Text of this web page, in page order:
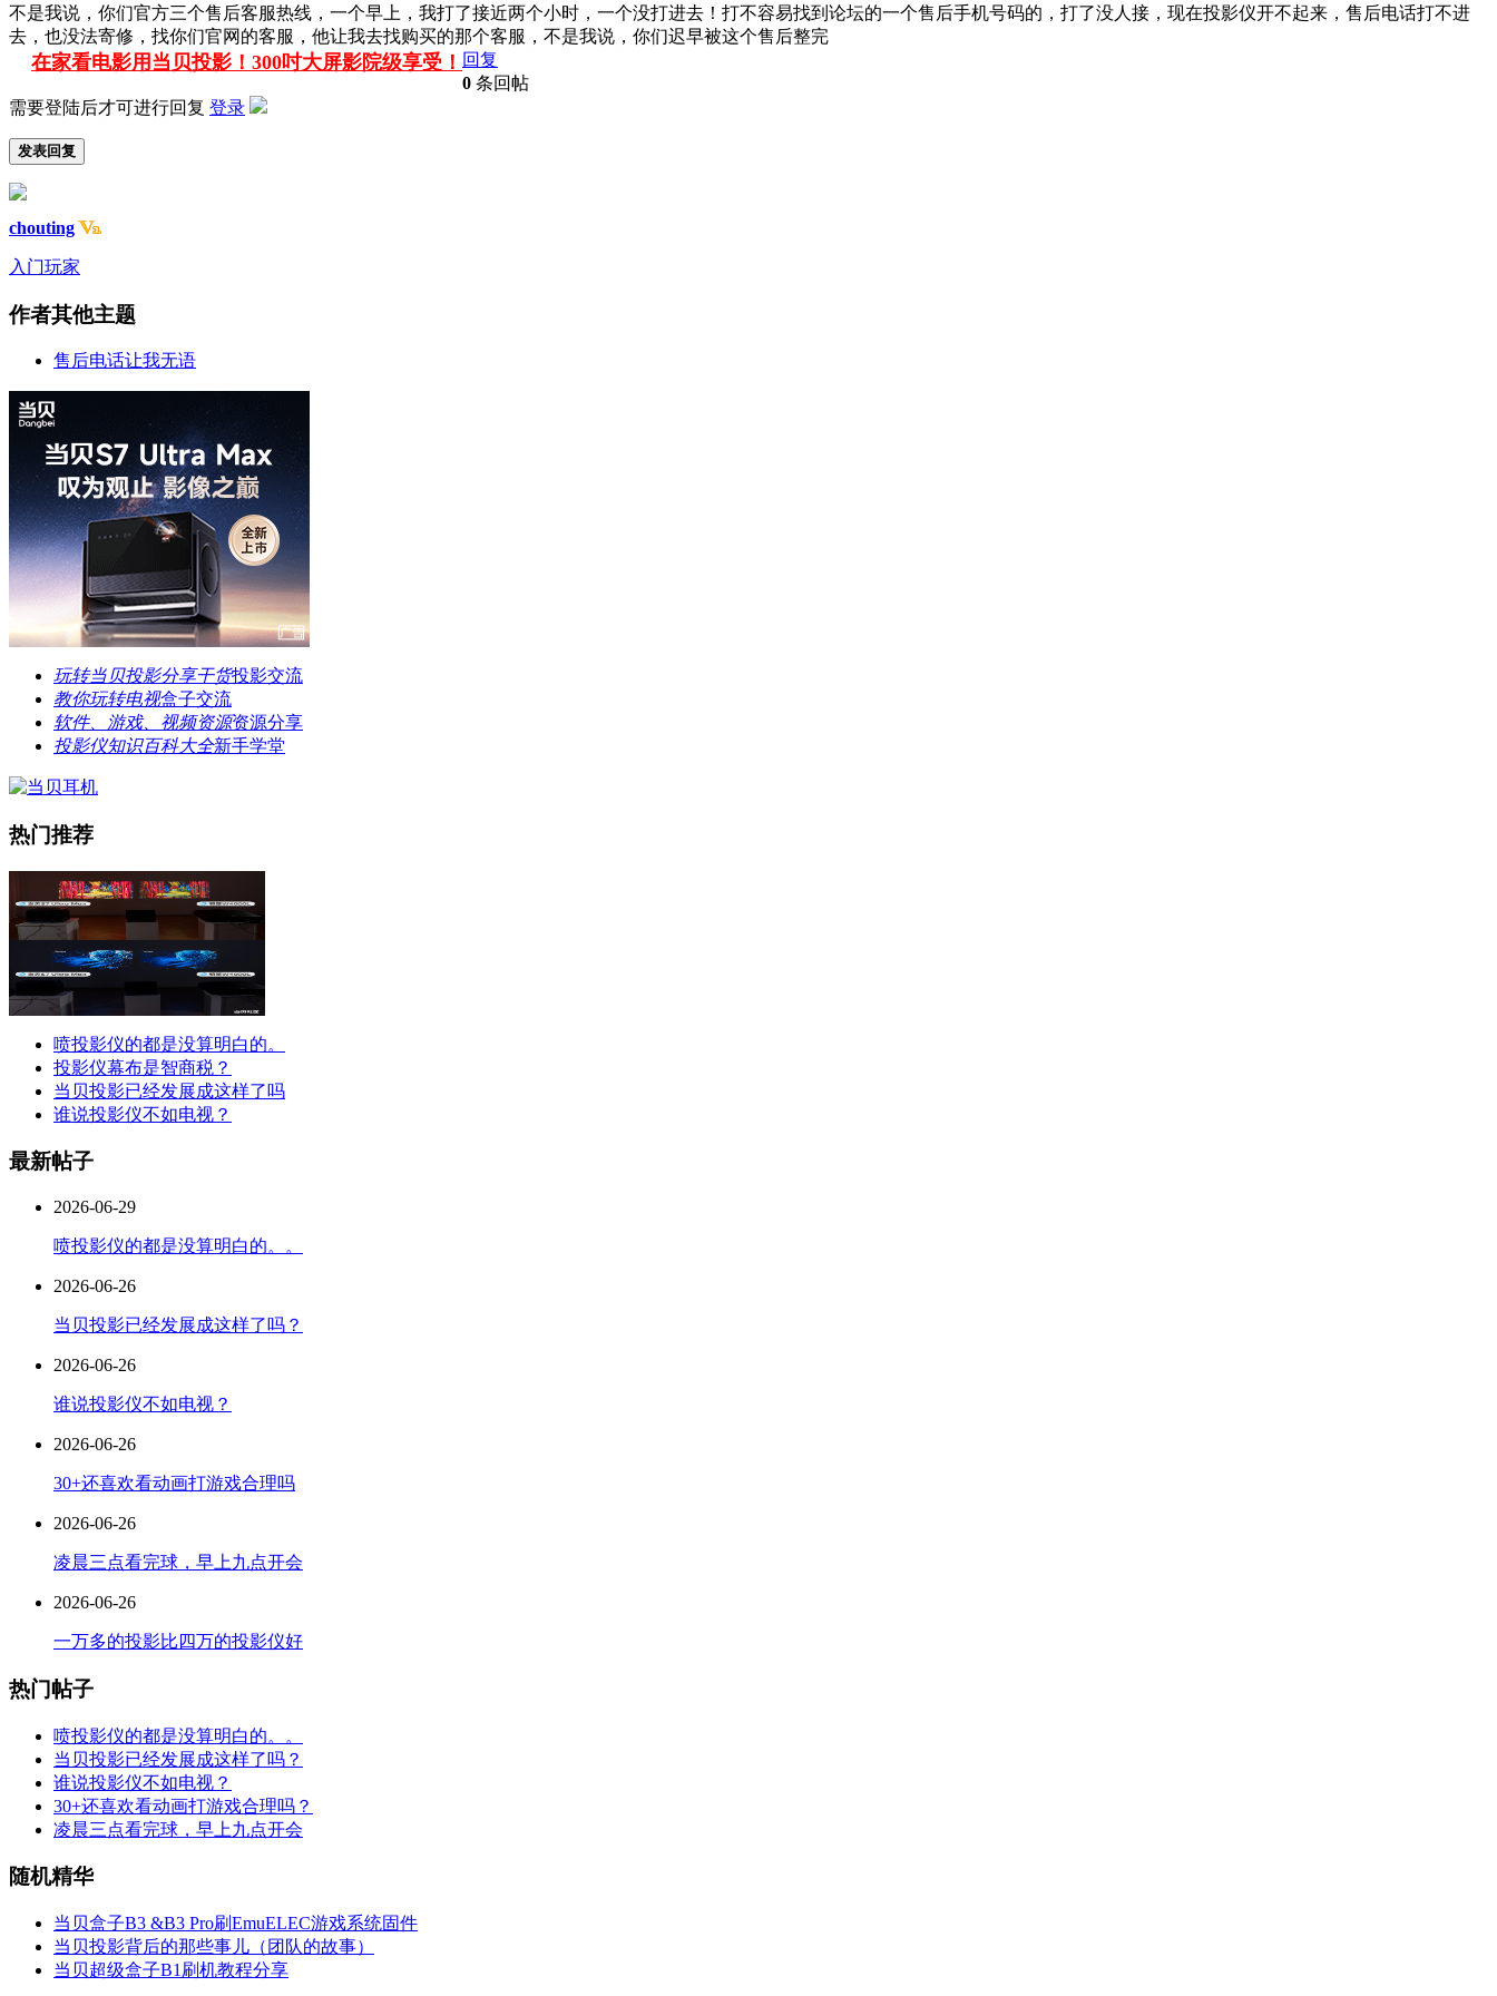
不是我说，你们官方三个售后客服热线，一个早上，我打了接近两个小时，一个没打进去！打不容易找到论坛的一个售后手机号码的，打了没人接，现在投影仪开不起来，售后电话打不进
去，也没法寄修，找你们官网的客服，他让我去找购买的那个客服，不是我说，你们迟早被这个售后整完
在家看电影用当贝投影！300吋大屏影院级享受！ 回复
0 条回帖
需要登陆后才可进行回复 登录
发表回复
chouting
入门玩家
作者其他主题
售后电话让我无语
玩转当贝投影分享干货投影交流
教你玩转电视盒子交流
软件、游戏、视频资源资源分享
投影仪知识百科大全新手学堂
热门推荐
喷投影仪的都是没算明白的。
投影仪幕布是智商税？
当贝投影已经发展成这样了吗
谁说投影仪不如电视？
最新帖子
2026-06-29
喷投影仪的都是没算明白的。。
2026-06-26
当贝投影已经发展成这样了吗？
2026-06-26
谁说投影仪不如电视？
2026-06-26
30+还喜欢看动画打游戏合理吗
2026-06-26
凌晨三点看完球，早上九点开会
2026-06-26
一万多的投影比四万的投影仪好
热门帖子
喷投影仪的都是没算明白的。。
当贝投影已经发展成这样了吗？
谁说投影仪不如电视？
30+还喜欢看动画打游戏合理吗？
凌晨三点看完球，早上九点开会
随机精华
当贝盒子B3 &B3 Pro刷EmuELEC游戏系统固件
当贝投影背后的那些事儿（团队的故事）
当贝超级盒子B1刷机教程分享